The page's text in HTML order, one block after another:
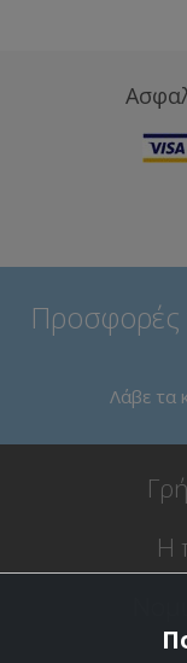
Προσφορές
Λάβε τα
Η